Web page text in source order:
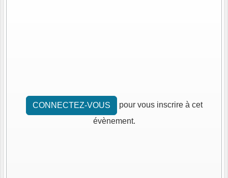
CONNECTEZ-VOUS
pour vous inscrire à cet
évènement.